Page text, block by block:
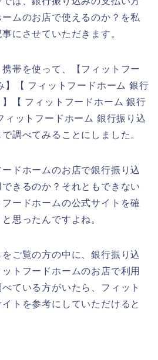
ムのお店で使えるのか？を私
にさせていただきます。
帯を使って、【フィットフー
】【 フィットフードホーム 銀行
【 フィットフードホーム 銀行
ィットフードホーム 銀行振り込
調べてみることにしました。
ドホームのお店で銀行振り込
きるのか？それともできない
ードホームの公式サイトを確
思ったんですよね。
ご覧の方の中に、銀行振り込
トフードホームのお店で利用
ている方がいたら、フィット
トを参考にしていただけると